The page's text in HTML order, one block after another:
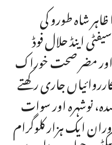
شاہ طورو کی
اینڈ حلال فوڈ
اور مضر صحت خوراک
جاری رکھتے
نوشہرہ اور سوات
ایک ہزار کلوگرام